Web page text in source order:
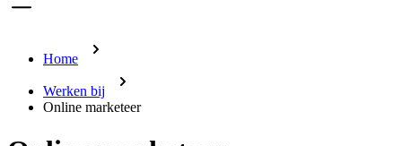
Home
Werken bij
Online marketeer